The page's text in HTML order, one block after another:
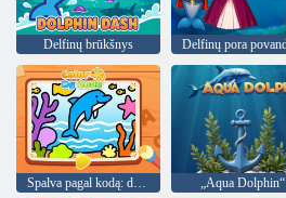
Delfinų brūkšnys
Spalva pagal kodą: delfinas „Aqua Dolphin“